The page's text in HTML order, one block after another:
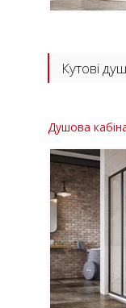
Кутові
Душова